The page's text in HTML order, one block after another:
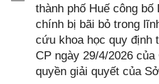
thành phố Huế công
chính bị bãi bỏ trong
cứu khoa học quy định
CP ngày 29/4/2026
quyền giải quyết của